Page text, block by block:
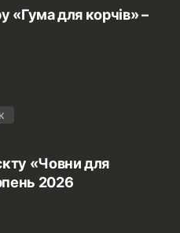
«Гума для корчів» –
«Човни для
2026